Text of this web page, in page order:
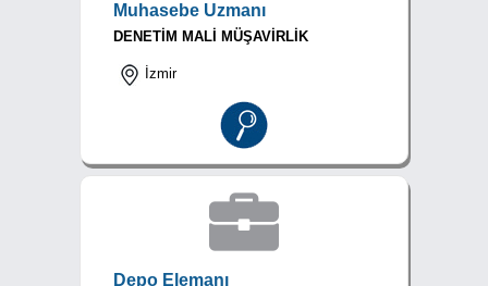
Muhasebe Uzmanı
DENETİM MALİ MÜŞAVİRLİK
İzmir
Depo Elemanı